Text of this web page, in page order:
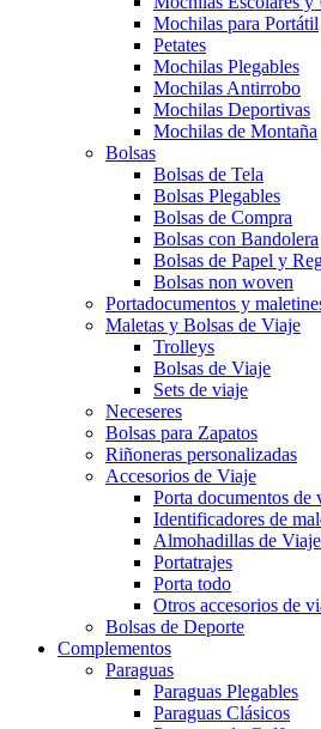
Mochilas para Portátil
Petates
Mochilas Plegables
Mochilas Antirrobo
Mochilas Deportivas
Mochilas de Montaña
Bolsas
Bolsas de Tela
Bolsas Plegables
Bolsas de Compra
Bolsas con Bandolera
Bolsas de Papel y
Bolsas non woven
Portadocumentos y
Maletas y Bolsas de Viaje
Trolleys
Bolsas de Viaje
Sets de viaje
Neceseres
Bolsas para Zapatos
Riñoneras personalizadas
Accesorios de Viaje
Porta documentos de
Identificadores de
Almohadillas de Viaje
Portatrajes
Porta todo
Otros accesorios de
Bolsas de Deporte
Complementos
Paraguas
Paraguas Plegables
Paraguas Clásicos